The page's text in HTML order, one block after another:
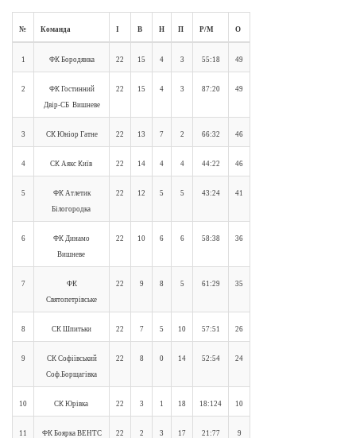
№ Команда І В Н П Р/М О
1 ФК Бородянка 22 15 4 3 55:18 49
2
ФК Гостинний
Двір-СБ Вишневе
22 15 4 3 87:20 49
3 СК Юніор Гатне 22 13 7 2 66:32 46
4 СК Аякс Київ 22 14 4 4 44:22 46
5
ФК Атлетик
Білогородка
22 12 5 5 43:24 41
6
ФК Динамо
Вишневе
22 10 6 6 58:38 36
7
ФК
Святопетрівське
22 9 8 5 61:29 35
8 СК Шпитьки 22 7 5 10 57:51 26
9
СК Софіївський
Соф.Борщагівка
22 8 0 14 52:54 24
10 СК Юрівка 22 3 1 18 18:124 10
11 ФК Боярка ВЕНТС 22 2 3 17 21:77 9